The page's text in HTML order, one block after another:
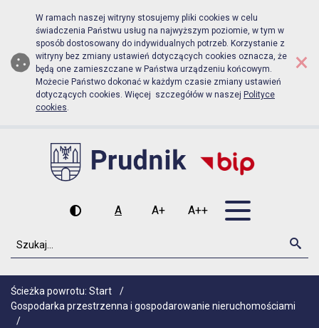
Biuletyn Informacji Publicznej
Przejdź do menu głównego
Przejdź do głównej zawartości
W ramach naszej witryny stosujemy pliki cookies w celu
świadczenia Państwu usług na najwyższym poziomie, w tym w
sposób dostosowany do indywidualnych potrzeb. Korzystanie z
witryny bez zmiany ustawień dotyczących cookies oznacza, że
będą one zamieszczane w Państwa urządzeniu końcowym.
Możecie Państwo dokonać w każdym czasie zmiany ustawień
dotyczących cookies. Więcej szczegółów w naszej Polityce
cookies.
×
Wysoki kontrast
A
Czcionka domyślna
A+
Czcionka średnia
A++
Czcionka duża
Szukaj
Ścieżka powrotu: Start
/
Gospodarka przestrzenna i gospodarowanie nieruchomościami
/